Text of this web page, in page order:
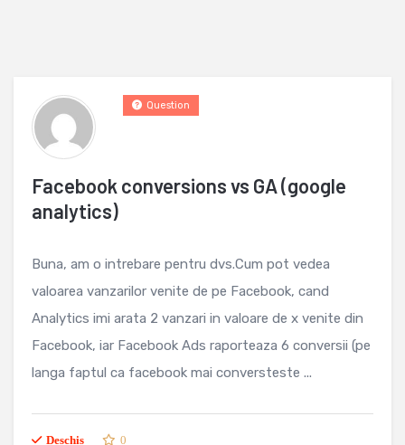
Facebook conversions vs GA (google
analytics)
Question
Buna, am o intrebare pentru dvs.Cum pot vedea
valoarea vanzarilor venite de pe Facebook, cand
Analytics imi arata 2 vanzari in valoare de x venite din
Facebook, iar Facebook Ads raporteaza 6 conversii (pe
langa faptul ca facebook mai conversteste ...
Deschis
0